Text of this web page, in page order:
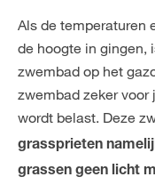
Als de temperaturen
de hoogte in gingen,
zwembad op het
zwembad zeker voor
wordt belast. Deze
grassprieten
grassen geen licht